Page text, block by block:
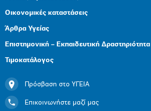
Οικονομικές καταστάσεις
Άρθρα Υγείας
Επιστημονική – Εκπαιδευτική Δραστηριότητα
Τιμοκατάλογος
Πρόσβαση στο ΥΓΕΙΑ
Επικοινωνήστε μαζί μας